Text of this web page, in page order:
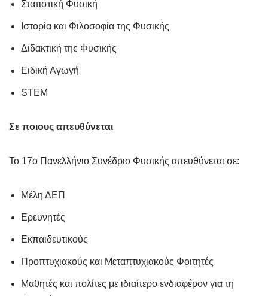
Στατιστική Φυσική
Ιστορία και Φιλοσοφία της Φυσικής
Διδακτική της Φυσικής
Ειδική Αγωγή
STEM
Σε ποιους απευθύνεται
Το 17ο Πανελλήνιο Συνέδριο Φυσικής απευθύνεται σε:
Μέλη ΔΕΠ
Ερευνητές
Εκπαιδευτικούς
Προπτυχιακούς και Μεταπτυχιακούς Φοιτητές
Μαθητές και πολίτες με ιδιαίτερο ενδιαφέρον για τη